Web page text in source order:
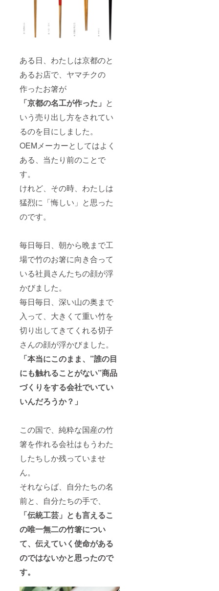
ある日、わたしは京都のと
あるお店で、ヤマチクの
作ったお箸が
「京都の名工が作った」 と
いう売り出し方をされてい
るのを目にしました。
OEMメーカーとしてはよく
ある、当たり前のことで
す。
けれど、その時、わたしは
猛烈に「悔しい」と思った
のです。
毎日毎日、朝から晩まで工
場で竹のお箸に向き合って
いる社員さんたちの顔が浮
かびました。
毎日毎日、深い山の奥まで
入って、大きくて重い竹を
切り出してきてくれる切子
さんの顔が浮かびました。
「本当にこのまま、”誰の目
にも触れることがない”商品
づくりをする会社でいてい
いんだろうか？」
この国で、純粋な国産の竹
箸を作れる会社はもうわた
したちしか残っていませ
ん。
それならば、自分たちの名
前と、自分たちの手で、
「伝統工芸」とも言えるこ
の唯一無二の竹箸につい
て、伝えていく使命がある
のではないかと思ったので
す。